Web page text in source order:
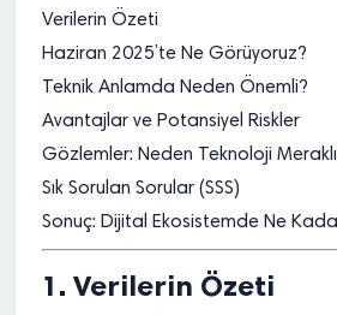
Verilerin Özeti
Haziran 2025’te Ne Görüyoruz?
Teknik Anlamda Neden Önemli?
Avantajlar ve Potansiyel Riskler
Gözlemler: Neden Teknoloji
Sık Sorulan Sorular (SSS)
Sonuç: Dijital Ekosistemde Ne
1. Verilerin Özeti